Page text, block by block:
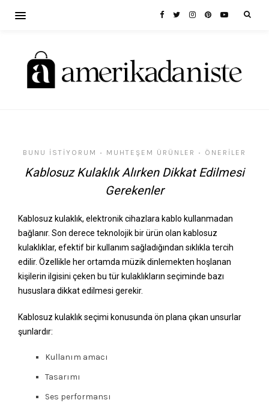
BUNU İSTIYORUM • MUHTEŞEM ÜRÜNLER • ÖNERILER
Kablosuz Kulaklık Alırken Dikkat Edilmesi
Gerekenler
Kablosuz kulaklık, elektronik cihazlara kablo kullanmadan
bağlanır. Son derece teknolojik bir ürün olan kablosuz
kulaklıklar, efektif bir kullanım sağladığından sıklıkla tercih
edilir. Özellikle her ortamda müzik dinlemekten hoşlanan
kişilerin ilgisini çeken bu tür kulaklıkların seçiminde bazı
hususlara dikkat edilmesi gerekir.
Kablosuz kulaklık seçimi konusunda ön plana çıkan unsurlar
şunlardır:
Kullanım amacı
Tasarımı
Ses performansı